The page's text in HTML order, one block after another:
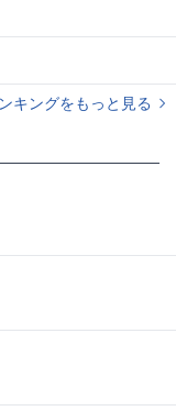
キングをもっと見る